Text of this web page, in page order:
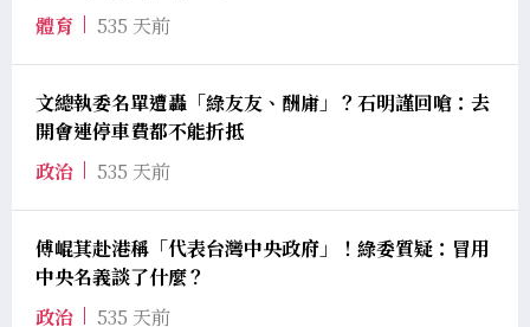
體育
535 天前
文總執委名單遭轟「綠友友、酬庸」？石明謹回嗆：去
開會連停車費都不能折抵
政治
535 天前
傅崐萁赴港稱「代表台灣中央政府」！綠委質疑：冒用
中央名義談了什麼？
政治
535 天前